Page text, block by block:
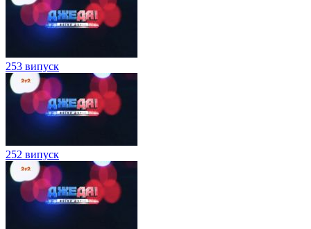
253 випуск
252 випуск